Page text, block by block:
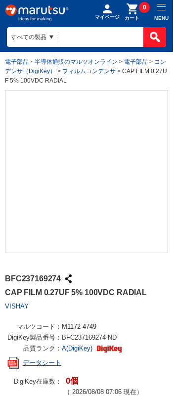
マイページ カート
0
MENU
電子部品・半導体通販のマルツオンライン > 電子部品 > コン
デンサ（DigiKey）
> フィルムコンデンサ > CAP FILM 0.27U
F 5% 100VDC RADIAL
BFC237169274
CAP FILM 0.27UF 5% 100VDC RADIAL
VISHAY
マルツコード： M1172-4749
DigiKey製品番号： BFC237169274-ND
品質ランク： A(DigiKey)
データシート
DigiKey在庫数： 0個
（ 2026/08/08 07:06 現在）